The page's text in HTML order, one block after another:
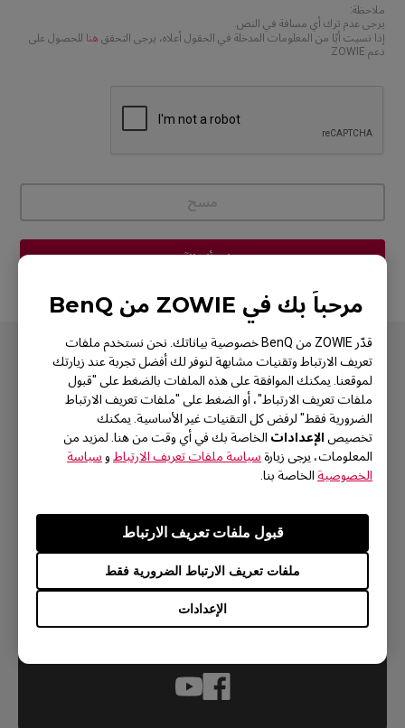
مرحباً بك في ZOWIE من BenQ
قدّر ZOWIE من BenQ خصوصية بياناتك. نحن نستخدم ملفات
تعريف الارتباط وتقنيات مشابهة لنوفر لك أفضل تجربة عند زيارتك
لموقعنا. يمكنك الموافقة على هذه الملفات بالضغط على "قبول
ملفات تعريف الارتباط"، أو الضغط على "ملفات تعريف الارتباط
الضرورية فقط" لرفض كل التقنيات غير الأساسية. يمكنك
تخصيص الإعدادات الخاصة بك في أي وقت من هنا. لمزيد من
المعلومات، يرجى زيارة سياسة ملفات تعريف الارتباط و سياسة
الخصوصية الخاصة بنا.
الإعدادات
ملفات تعريف الارتباط الضرورية فقط
قبول ملفات تعريف الارتباط
ملاحظة:
يرجى عدم ترك أي مسافة في النص.
إذا نسيت أيًا من المعلومات المدخلة في الحقول أعلاه، يرجى التحققهنا للحصول على
دعم ZOWIE
مسح
اسأل الآن
هل تحتاج إلى التواصل؟